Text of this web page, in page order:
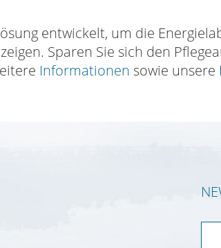
entwickelt, um die
Sparen Sie sich den
Informationen sowie unsere